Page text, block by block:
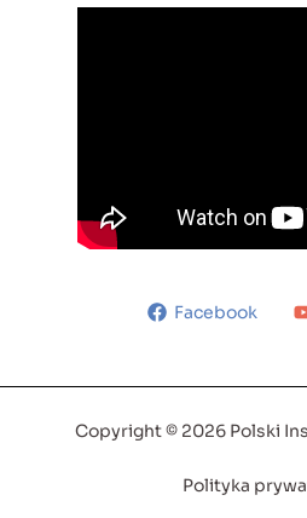
Facebook
Copyright © 2026 Polski
Polityka